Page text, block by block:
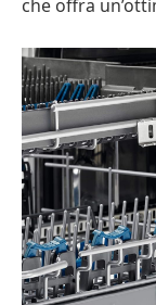
che offra